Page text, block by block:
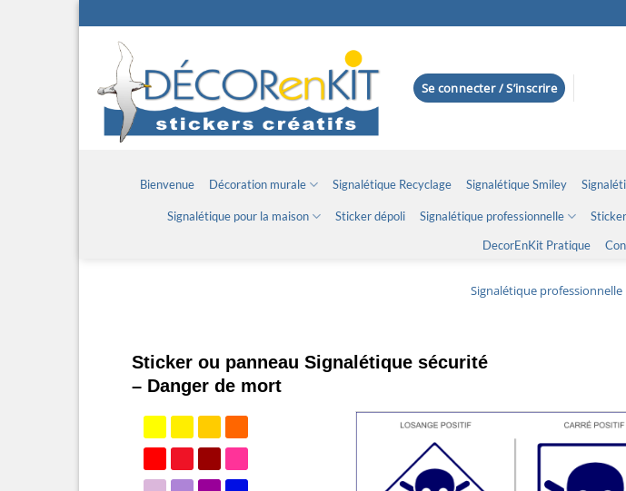
au
contenu
Se connecter / S’inscrire
Bienvenue Décoration murale Signalétique Recyclage Signalétique Smiley
Signalétique pour la maison Sticker dépoli Signalétique professionnelle
DecorEnKit Pratique
Signalétique professionnelle
Sticker ou panneau Signalétique sécurité
– Danger de mort